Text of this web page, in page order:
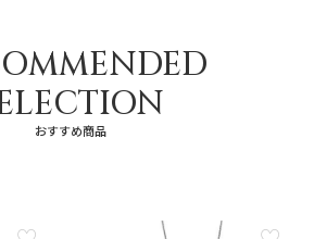
おすすめ商品